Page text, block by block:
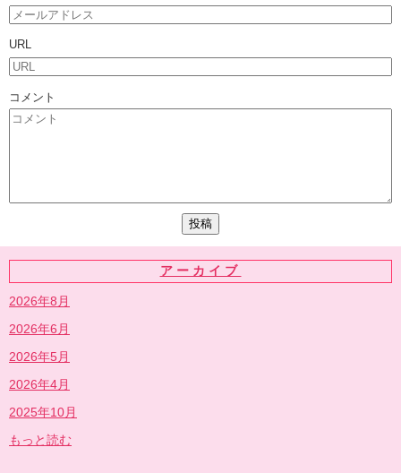
URL
コメント
アーカイブ
2026年8月
2026年6月
2026年5月
2026年4月
2025年10月
もっと読む